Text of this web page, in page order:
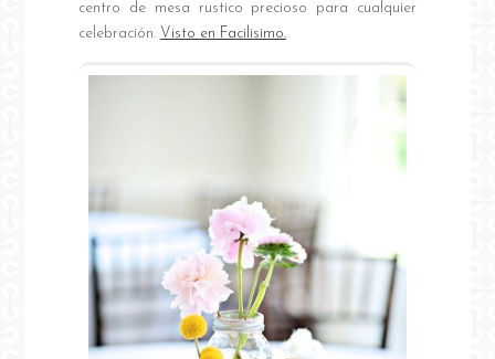
centro de mesa rustico precioso para cualquier
celebración. Visto en Facilisimo.